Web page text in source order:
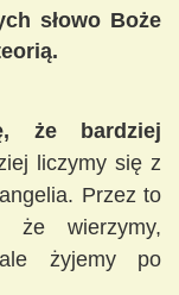
słowo Boże
że bardziej
liczymy się z
Przez to
że wierzymy,
żyjemy po